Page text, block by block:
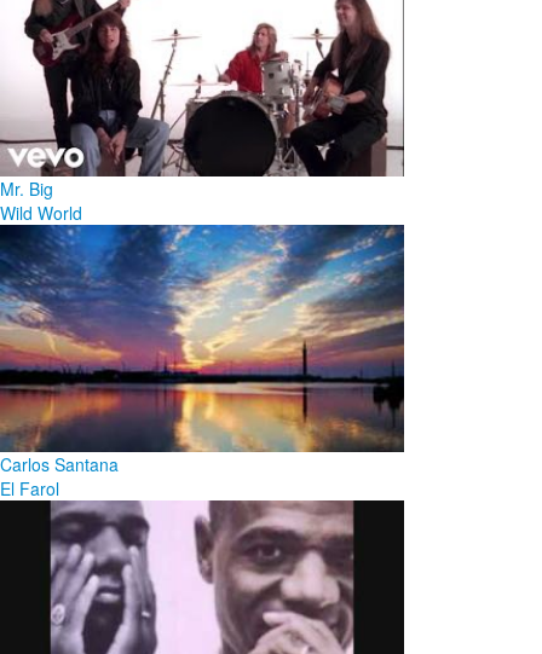
Mr. Big
Wild World
Carlos Santana
El Farol